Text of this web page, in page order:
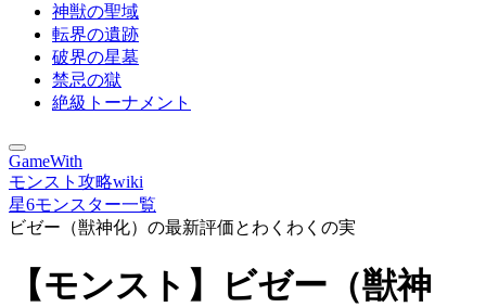
神獣の聖域
転界の遺跡
破界の星墓
禁忌の獄
絶級トーナメント
GameWith
モンスト攻略wiki
星6モンスター一覧
ビゼー（獣神化）の最新評価とわくわくの実
【モンスト】ビゼー（獣神